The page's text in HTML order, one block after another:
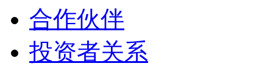
合作伙伴
投资者关系